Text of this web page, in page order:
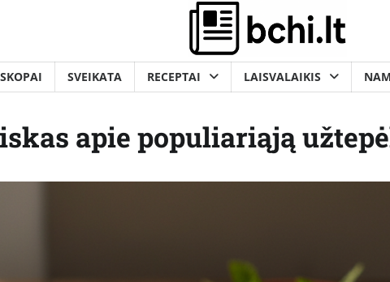
SVEIKATA RECEPTAI LAISVALAIKIS
apie populiariąją